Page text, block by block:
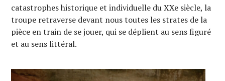
catastrophes historique et individuelle du XXe siècle, la
troupe retraverse devant nous toutes les strates de la
pièce en train de se jouer, qui se déplient au sens figuré
et au sens littéral.